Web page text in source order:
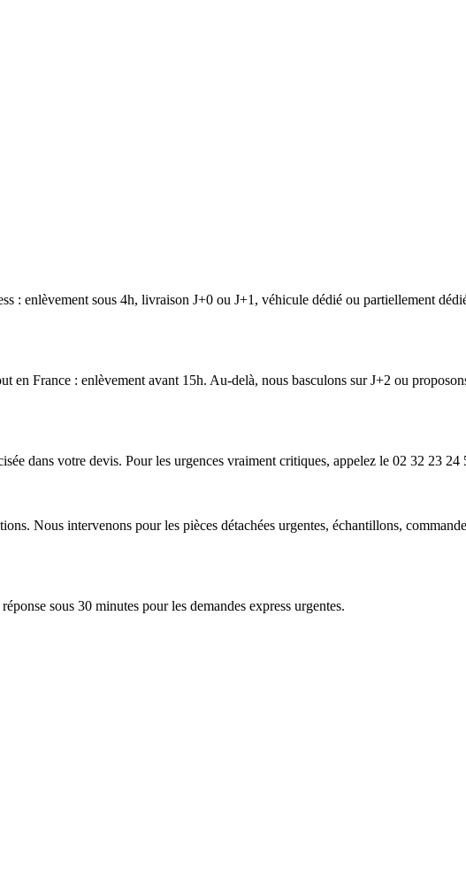
: enlèvement sous 4h, livraison J+0 ou J+1, véhicule dédié ou partiellement
en France : enlèvement avant 15h. Au-delà, nous basculons sur J+2 ou
dans votre devis. Pour les urgences vraiment critiques, appelez le 02 32 23 24
Nous intervenons pour les pièces détachées urgentes, échantillons,
sous 30 minutes pour les demandes express urgentes.